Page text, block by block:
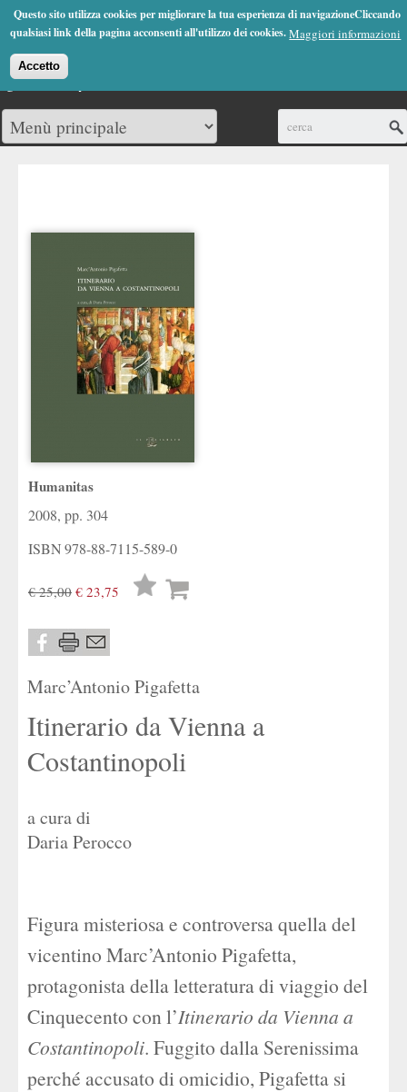
Questo sito utilizza cookies per migliorare la tua esperienza di navigazioneCliccando
qualsiasi link della pagina acconsenti all'utilizzo dei cookies.Maggiori informazioni
Accetto
Jump to Navigation
(0)
Humanitas
2008, pp. 304
ISBN978-88-7115-589-0
€ 25,00 € 23,75
Lista
Marc’Antonio Pigafetta
Itinerario da Vienna a
Costantinopoli
a cura di
Daria Perocco
Figura misteriosa e controversa quella del
vicentino Marc’Antonio Pigafetta,
protagonista della letteratura di viaggio del
Cinquecento con l’Itinerario da Vienna a
Costantinopoli. Fuggito dalla Serenissima
perché accusato di omicidio, Pigafetta si